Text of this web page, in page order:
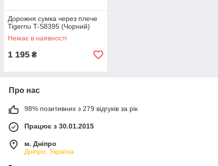
Дорожня сумка через плече
Tigernu T-S8395 (Чорний)
Немає в наявності
1 195 ₴
Про нас
98% позитивних з 279 відгуків за рік
Працює з 30.01.2015
м. Дніпро
Дніпро, Україна